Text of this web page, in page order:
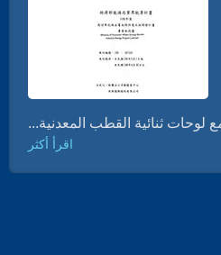
لوحات ثنائية القطب المعدنية...
اقرأ أكثر